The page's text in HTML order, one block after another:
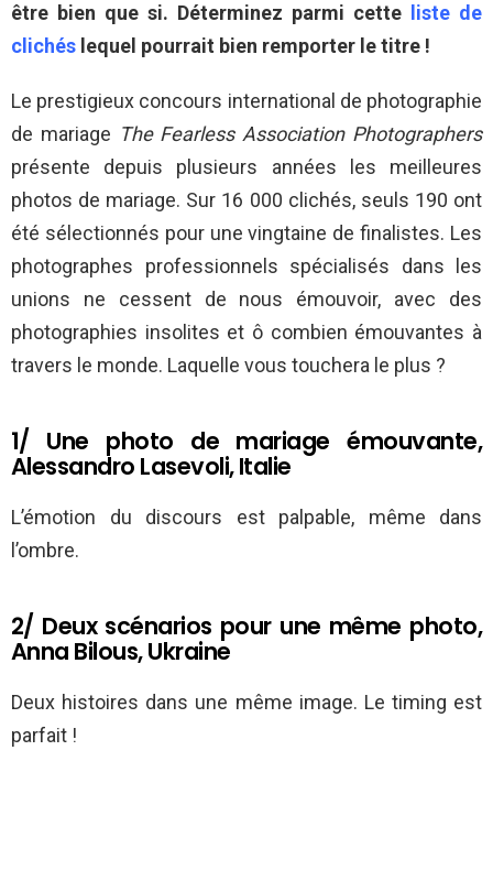
être bien que si. Déterminez parmi cette
liste de
clichés lequel pourrait bien remporter le titre !
Le prestigieux concours international de photographie
de mariage The Fearless Association Photographers
présente depuis plusieurs années les meilleures
photos de mariage. Sur 16 000 clichés, seuls 190 ont
été sélectionnés pour une vingtaine de finalistes. Les
photographes professionnels spécialisés dans les
unions ne cessent de nous émouvoir, avec des
photographies insolites et ô combien émouvantes à
travers le monde. Laquelle vous touchera le plus ?
1/ Une photo de mariage émouvante,
Alessandro Lasevoli, Italie
L’émotion du discours est palpable, même dans
l’ombre.
2/ Deux scénarios pour une même photo,
Anna Bilous, Ukraine
Deux histoires dans une même image. Le timing est
parfait !